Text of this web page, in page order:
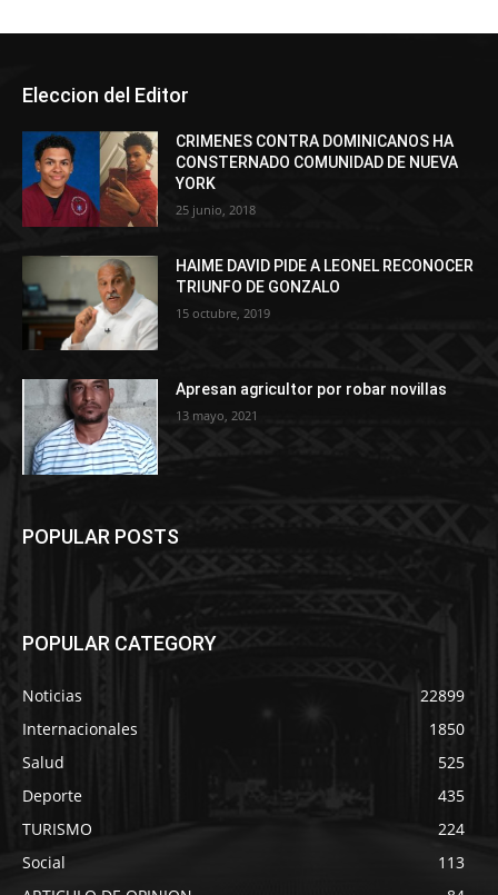
Eleccion del Editor
CRIMENES CONTRA DOMINICANOS HA
CONSTERNADO COMUNIDAD DE NUEVA
YORK
25 junio, 2018
HAIME DAVID PIDE A LEONEL RECONOCER
TRIUNFO DE GONZALO
15 octubre, 2019
Apresan agricultor por robar novillas
13 mayo, 2021
POPULAR POSTS
POPULAR CATEGORY
Noticias
22899
Internacionales
1850
Salud
525
Deporte
435
TURISMO
224
Social
113